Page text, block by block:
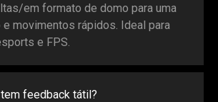
em formato de domo para uma
movimentos rápidos. Ideal para
e FPS.
feedback tátil?